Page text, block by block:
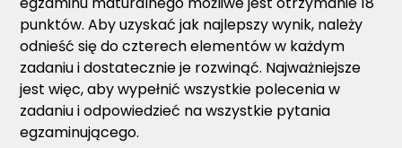
punktów. Aby uzyskać jak najlepszy wynik, należy
odnieść się do czterech elementów w każdym
zadaniu i dostatecznie je rozwinąć. Najważniejsze
jest więc, aby wypełnić wszystkie polecenia w
zadaniu i odpowiedzieć na wszystkie pytania
egzaminującego.